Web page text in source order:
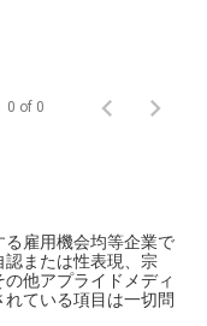
0 of 0
雇用機会均等企業で
または性表現、宗
他アプライドメディ
ている項目は一切問